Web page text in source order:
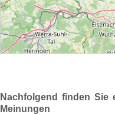
Nachfolgend finden Sie
Meinungen